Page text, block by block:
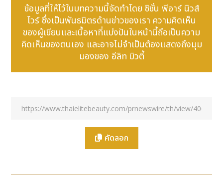
Cui Li ซีดีโอประจำ ZTE ขึ้นกล่าวปาฐกถาในงาน AI
ข้อมูลที่ให้ไว้ในบทความนี้จัดทำโดย ซิชั่น พีอาร์ นิวส์
ไวร์ ซึ่งเป็นพันธมิตรด้านข่าวของเรา ความคิดเห็น
ของผู้เขียนและเนื้อหาที่แบ่งปันในหน้านี้ถือเป็นความ
คิดเห็นของตนเอง และอาจไม่จำเป็นต้องแสดงถึงมุม
มองของ อีลิท บิวตี้
คัดลอก